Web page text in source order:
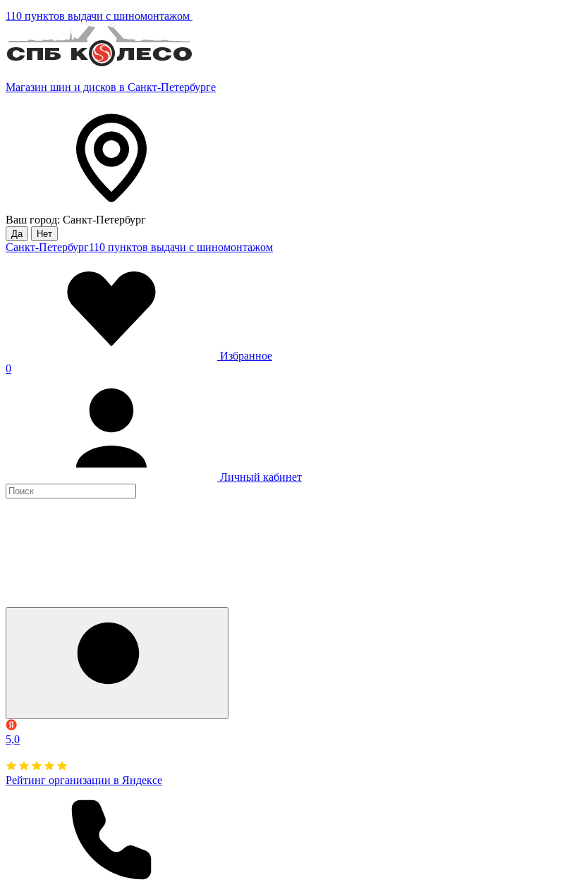
110 пунктов выдачи с шиномонтажом
Магазин шин и дисков в Санкт-Петербурге
Ваш город: Санкт-Петербург
Да Нет
Санкт-Петербург110 пунктов выдачи с шиномонтажом
Избранное
0
Личный кабинет
5,0
Рейтинг организации в Яндексе